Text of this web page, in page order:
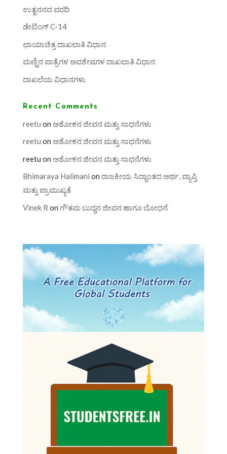
ಉತ್ಖನನದ ವರದಿ
ಡೇಟಿಂಗ್ C-14
ಛಾಯಾಚಿತ್ರ ದಾಖಲಾತಿ ವಿಧಾನ
ಮಣ್ಣಿನ ಪಾತ್ರೆಗಳ ಅವಶೇಷಗಳ ದಾಖಲಾತಿ ವಿಧಾನ
ದಾಖಲೆಯ ವಿಧಾನಗಳು
Recent Comments
reetu on ಅಶೋಕನ ಜೀವನ ಮತ್ತು ಸಾಧನೆಗಳು
reetu on ಅಶೋಕನ ಜೀವನ ಮತ್ತು ಸಾಧನೆಗಳು
reetu on ಅಶೋಕನ ಜೀವನ ಮತ್ತು ಸಾಧನೆಗಳು
Bhimaraya Halimani on ರಾಜಕೀಯ ಸಿದ್ಧಾಂತದ ಅರ್ಥ, ವ್ಯಾಪ್ತಿ
ಮತ್ತು ಪ್ರಾಮುಖ್ಯತೆ
Vinek R on ಗೌತಮ ಬುದ್ಧನ ಜೀವನ ಹಾಗೂ ಬೋಧನೆ